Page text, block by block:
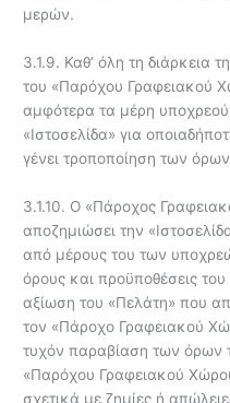
μερών.
3.1.9. Καθ’ όλη τη διάρκεια
του «Παρόχου Γραφειακού
αμφότερα τα μέρη
«Ιστοσελίδα» για
γένει τροποποίηση των
3.1.10. Ο «Πάροχος
αποζημιώσει την
από μέρους του των
όρους και προϋποθέσεις
αξίωση του «Πελάτη» που
τον «Πάροχο Γραφειακού
τυχόν παραβίαση των όρων
«Παρόχου Γραφειακού
σχετικά με ζημίες ή